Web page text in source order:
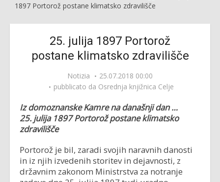
1897 Portorož postane klimatsko zdravilišče
25. julija 1897 Portorož
postane klimatsko zdravilišče
Notizia
25.07.2018 00:00
pubblicato da Osrednja knjižnica Celje
Iz domoznanske Kamre na današnji dan …
25. julija 1897 Portorož postane klimatsko
zdravilišče
Portorož je bil, zaradi svojih naravnih danosti
in iz njih izvedenih storitev in dejavnosti, z
državnim zakonom Ministrstva za notranje